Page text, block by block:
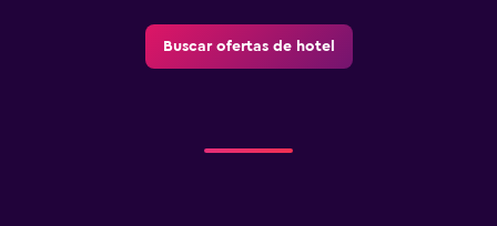
Buscar ofertas de hotel